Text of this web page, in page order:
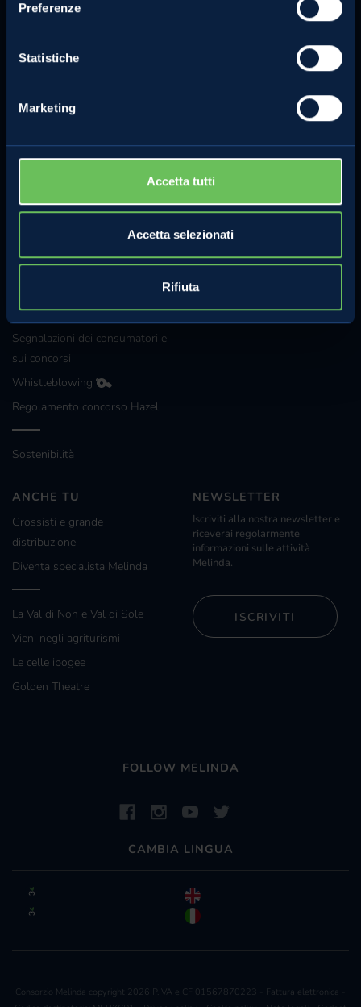
Preferenze
Statistiche
Marketing
Accetta tutti
Accetta selezionati
Rifiuta
Comunicati Stampa
Certificazioni
agevolati
Segnalazioni dei consumatori e
sui concorsi
Whistleblowing
Regolamento concorso Hazel
Sostenibilità
MELE VAL DI NON
Le mele e gli altri prodotti
La torta di mele perfetta
ANCHE TU
Grossisti e grande
distribuzione
Diventa specialista Melinda
La Val di Non e Val di Sole
Vieni negli agriturismi
Le celle ipogee
Golden Theatre
NEWSLETTER
Iscriviti alla nostra newsletter e
riceverai regolarmente
informazioni sulle attività
Melinda.
ISCRIVITI
FOLLOW MELINDA
CAMBIA LINGUA
Consorzio Melinda copyright 2026 P.IVA e CF 01567870223 - Fattura elettronica -